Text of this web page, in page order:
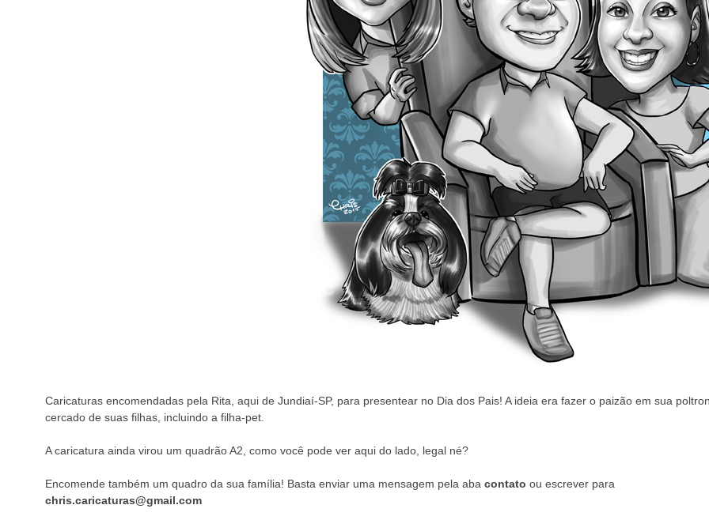
Caricaturas encomendadas pela Rita, aqui de Jundiaí-SP, para presentear no Dia dos Pais! A ideia era fazer o paizão em sua
cercado de suas filhas, incluindo a filha-pet.
A caricatura ainda virou um quadrão A2, como você pode ver aqui do lado, legal né?
Encomende também um quadro da sua família! Basta enviar uma mensagem pela aba contato ou escrever para
chris.caricaturas@gmail.com